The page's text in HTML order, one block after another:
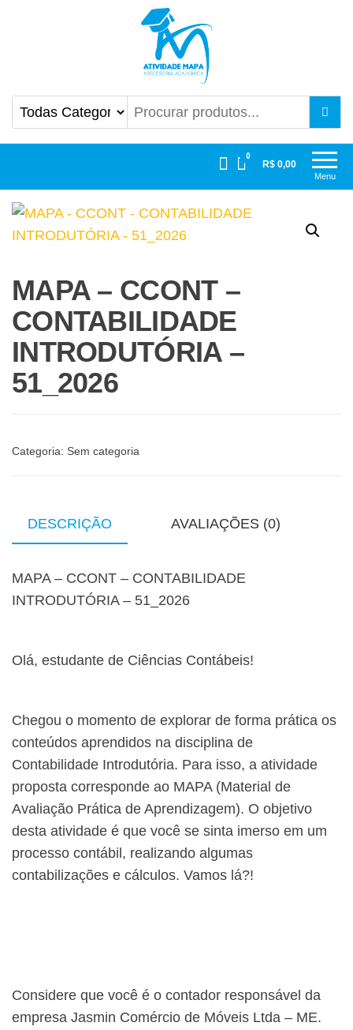
Atividade Mapa Mapa UniCesumar
Menu
0
R$ 0,00
MAPA – CCONT –
CONTABILIDADE
INTRODUTÓRIA –
51_2026
Categoria: Sem categoria
DESCRIÇÃO AVALIAÇÕES (0)
MAPA – CCONT – CONTABILIDADE
INTRODUTÓRIA – 51_2026
Olá, estudante de Ciências Contábeis!
Chegou o momento de explorar de forma prática os
conteúdos aprendidos na disciplina de
Contabilidade Introdutória. Para isso, a atividade
proposta corresponde ao MAPA (Material de
Avaliação Prática de Aprendizagem). O objetivo
desta atividade é que você se sinta imerso em um
processo contábil, realizando algumas
contabilizações e cálculos. Vamos lá?!
Considere que você é o contador responsável da
empresa Jasmin Comércio de Móveis Ltda – ME.